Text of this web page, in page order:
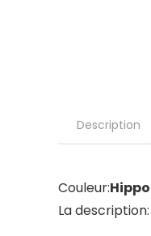
Description
Couleur:
La description: